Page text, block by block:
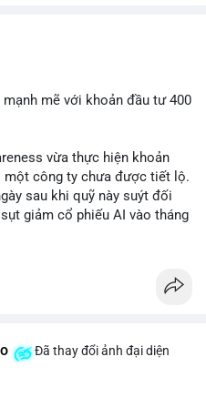
mẽ với khoản đầu tư 400
vừa thực hiện khoản
một công ty chưa được tiết lộ.
sau khi quỹ này suýt đối
giảm cổ phiếu AI vào tháng
hồi đáng chú ý của quỹ
Đã thay đổi ảnh đại diện